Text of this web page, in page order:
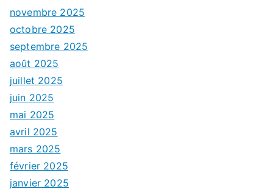
novembre 2025
octobre 2025
septembre 2025
août 2025
juillet 2025
juin 2025
mai 2025
avril 2025
mars 2025
février 2025
janvier 2025